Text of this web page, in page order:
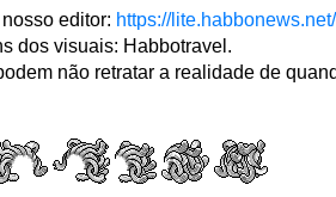
editor: https://
dos visuais: Habbotravel.
não retratar a realidade de